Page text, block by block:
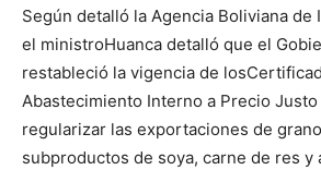
Según detalló la Agencia Boliviana de
el ministroHuanca detalló que el
restableció la vigencia de
Abastecimiento Interno a Precio Justo
regularizar las exportaciones de
subproductos de soya, carne de res y